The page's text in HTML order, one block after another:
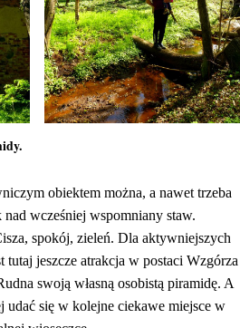
obiektem można, a nawet trzeba
wcześniej wspomniany staw.
spokój, zieleń. Dla aktywniejszych
jeszcze atrakcja w postaci Wzgórza
swoją własną osobistą piramidę. A
udać się w kolejne ciekawe miejsce w